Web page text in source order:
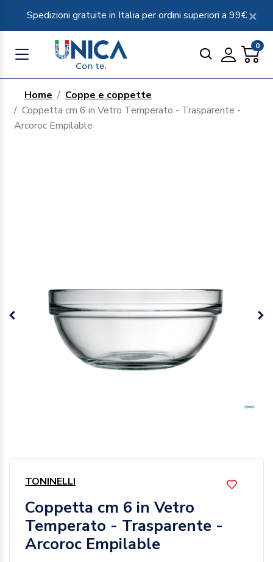
Spedizioni gratuite in Italia per ordini superiori a 99€
0
Home
Coppe e coppette
Coppetta cm 6 in Vetro Temperato - Trasparente -
Arcoroc Empilable
TONINELLI
Coppetta cm 6 in Vetro
Temperato - Trasparente -
Arcoroc Empilable